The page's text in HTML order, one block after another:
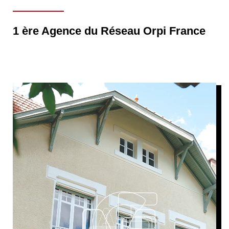
1 ère Agence du Réseau Orpi France